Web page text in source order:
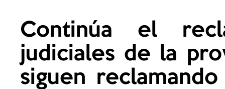
Continúa el
judiciales de la
siguen